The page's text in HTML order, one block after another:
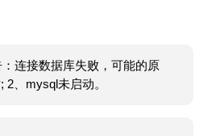
连接数据库失败，可能的原
2、mysql未启动。